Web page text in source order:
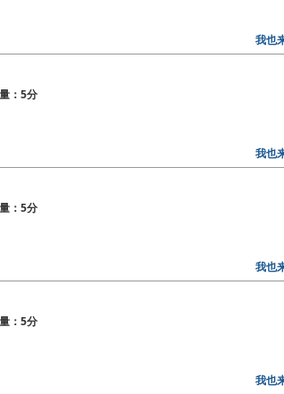
我也
：5分
我也
：5分
我也
：5分
我也